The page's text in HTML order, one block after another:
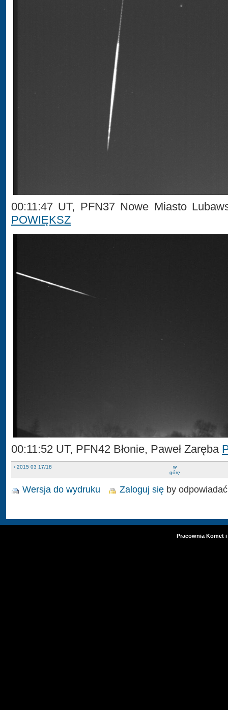
00:11:47 UT, PFN37 Nowe Miasto
POWIĘKSZ
00:11:52 UT, PFN42 Błonie, Paweł Zaręba
‹ 2015 03 17/18
w
górę
Wersja do wydruku Zaloguj się by odpowiadać
Pracownia Komet